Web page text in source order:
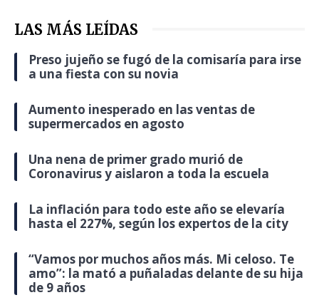
LAS MÁS LEÍDAS
Preso jujeño se fugó de la comisaría para irse
a una fiesta con su novia
Aumento inesperado en las ventas de
supermercados en agosto
Una nena de primer grado murió de
Coronavirus y aislaron a toda la escuela
La inflación para todo este año se elevaría
hasta el 227%, según los expertos de la city
“Vamos por muchos años más. Mi celoso. Te
amo”: la mató a puñaladas delante de su hija
de 9 años